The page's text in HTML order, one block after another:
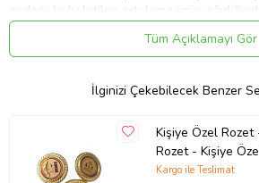
nedeniyle belirtilen ortalama ürün
olabilmektedir.
En: 2.00 cm.
Ürün Kodu:kcm27093310
Tüm Açıklamayı Gör
İlginizi Çekebilecek Benzer
Kişiye Özel
Rozet - Kişiye
Logolu Rozet
Kargo ile Teslimat